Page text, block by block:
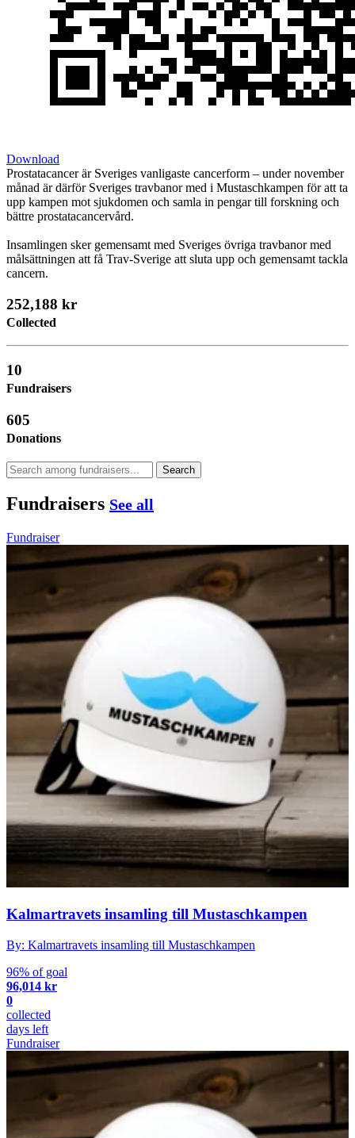
Download
Prostatacancer är Sveriges vanligaste cancerform – under november
månad är därför Sveriges travbanor med i Mustaschkampen för att ta
upp kampen mot sjukdomen och samla in pengar till forskning och
bättre prostatacancervård.
Insamlingen sker gemensamt med Sveriges övriga travbanor med
målsättningen att få Trav-Sverige att sluta upp och gemensamt tackla
cancern.
252,188 kr
Collected
10
Fundraisers
605
Donations
Search
Fundraisers See all
Fundraiser
Kalmartravets insamling till Mustaschkampen
By: Kalmartravets insamling till Mustaschkampen
96% of goal
96,014 kr
0
collected
days left
Fundraiser